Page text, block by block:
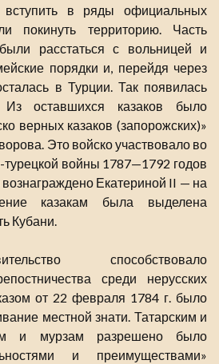
в ряды официальных
покинуть территорию. Часть
расстаться с вольницей и
порядки и, перейдя через
в Турции. Так появилась
Из оставшихся казаков было
верных казаков (запорожских)»
Это войско участвовало во
турецкой войны 1787—1792 годов
Екатериной II — на
казакам была выделена
Кубани.
способствовало
среди нерусских
от 22 февраля 1784 г. было
местной знати. Татарским и
и мурзам разрешено было
и преимуществами»